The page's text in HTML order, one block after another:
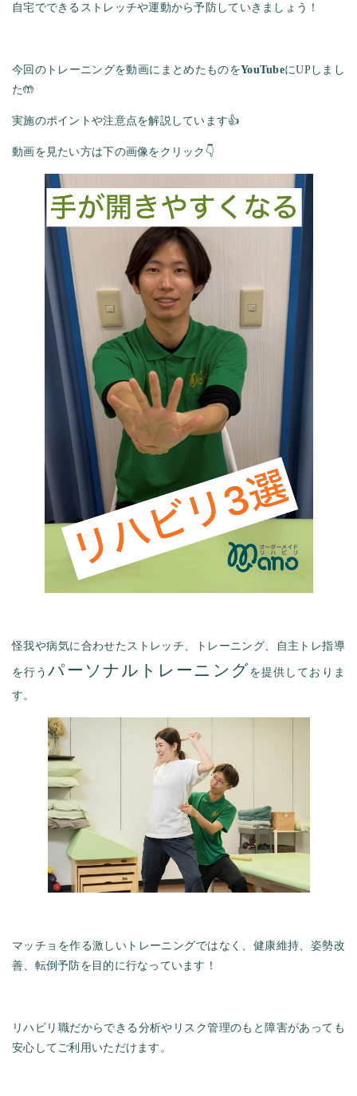
自宅でできるストレッチや運動から予防していきましょう！
今回のトレーニングを動画にまとめたものをYouTubeにUPしまし
た🤲
実施のポイントや注意点を解説しています👍
動画を見たい方は下の画像をクリック👇
怪我や病気に合わせたストレッチ、トレーニング、自主トレ指導
を行うパーソナルトレーニングを提供しておりま
す。
マッチョを作る激しいトレーニングではなく、健康維持、姿勢改
善、転倒予防を目的に行なっています！
リハビリ職だからできる分析やリスク管理のもと障害があっても
安心してご利用いただけます。